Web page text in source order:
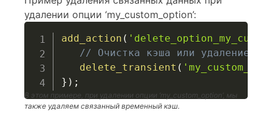
удалении опции ‘my_custom_option’:
add_action (
// Очистка кэша или удаление
delete_transient (
} ) ;
В этом примере, при удалении опции ‘my_custom_option’, мы
также удаляем связанный временный кэш.